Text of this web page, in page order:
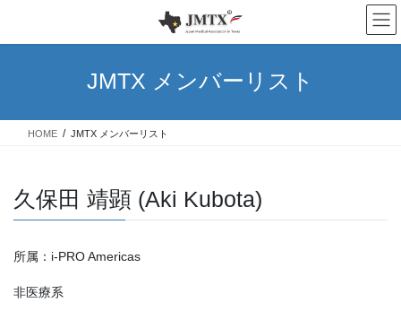
テ
ス
ゲ
ン
JMTX メンバーリスト
HOME JMTX メンバーリスト
久保田 靖顕 (Aki Kubota)
所属：i-PRO Americas
非医療系